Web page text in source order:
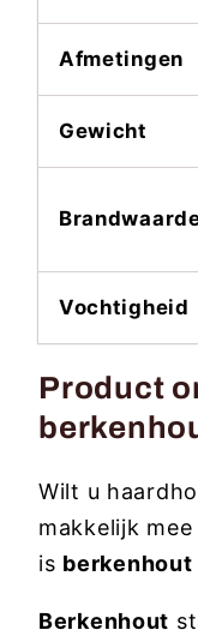
Afmetingen
Gewicht
Vochtigheid
Product
Wilt u
makkelijk
is berkenhout
Berkenhout